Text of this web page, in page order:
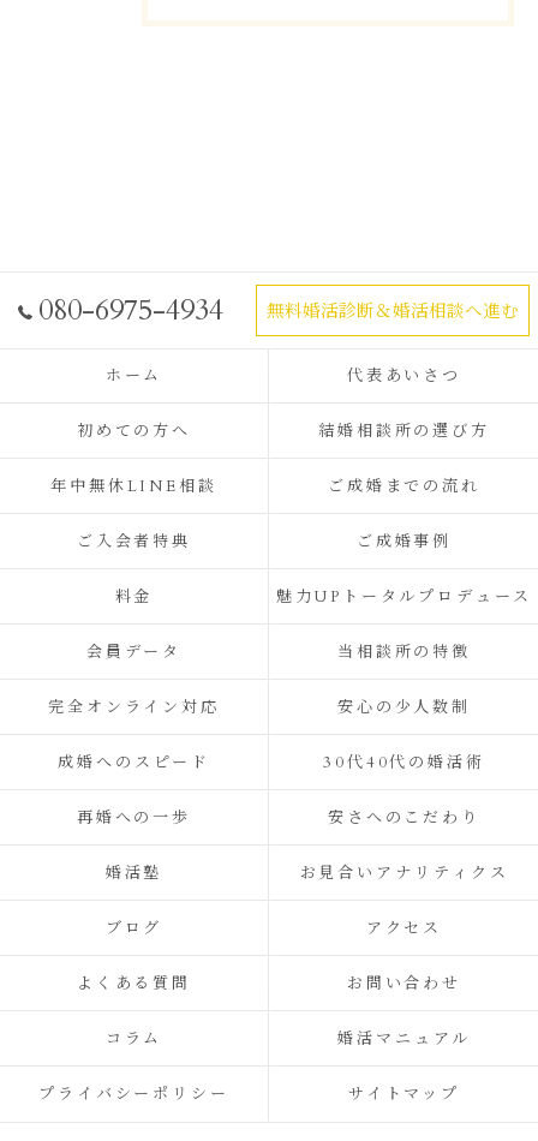
080-6975-4934 無料婚活診断＆婚活相談へ進む
ホーム 代表あいさつ
初めての方へ 結婚相談所の選び方
年中無休LINE相談 ご成婚までの流れ
ご入会者特典 ご成婚事例
料金 魅力UPトータルプロデュース
会員データ 当相談所の特徴
完全オンライン対応 安心の少人数制
成婚へのスピード 30代40代の婚活術
再婚への一歩 安さへのこだわり
婚活塾 お見合いアナリティクス
ブログ アクセス
よくある質問 お問い合わせ
コラム 婚活マニュアル
プライバシーポリシー サイトマップ